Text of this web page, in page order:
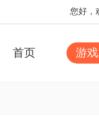
您好，
首页 游